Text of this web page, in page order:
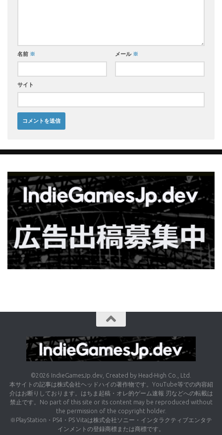
名前 ※ メール ※
サイト
©2026 IndieGamesJp.dev, Created by Head-High Co., Ltd.
本サイトの記事は株式会社ヘッドハイの著作物です。YouTube等での内容紹
介はお断りしております。はちま起稿・オレ的ゲーム速報 刃などへの転載は
禁止です。No part of this site or its content may be reproduced without
the permission of the copyright holder.
※PlayStation・PS4・PS Vitaは株式会社ソニー・インタラクティブエンタテ
インメントの登録商標または商標です。